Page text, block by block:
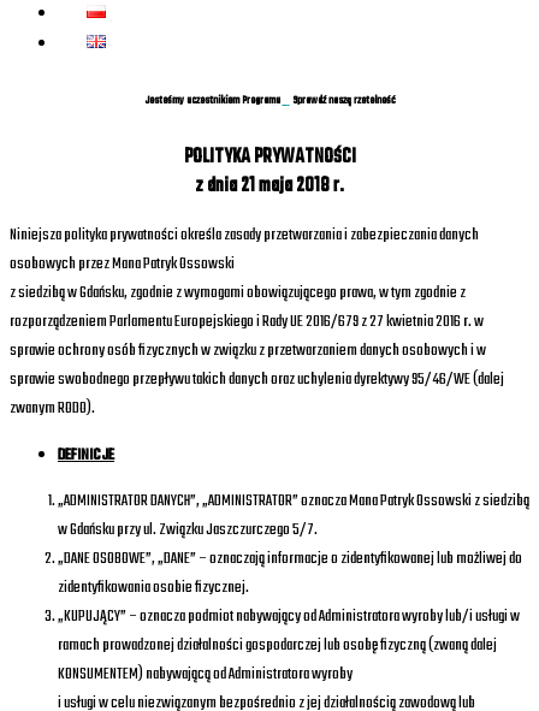
Jesteśmy uczestnikiem Programu Sprawdź naszą rzetelność
POLITYKA PRYWATNOŚCI
z dnia 21 maja 2018 r.
Niniejsza polityka prywatności określa zasady przetwarzania i zabezpieczania danych
osobowych przez Mana Patryk Ossowski
z siedzibą w Gdańsku, zgodnie z wymogami obowiązującego prawa, w tym zgodnie z
rozporządzeniem Parlamentu Europejskiego i Rady UE 2016/679 z 27 kwietnia 2016 r. w
sprawie ochrony osób fizycznych w związku z przetwarzaniem danych osobowych i w
sprawie swobodnego przepływu takich danych oraz uchylenia dyrektywy 95/46/WE (dalej
zwanym RODO).
DEFINICJE
„ADMINISTRATOR DANYCH”, „ADMINISTRATOR” oznacza Mana Patryk Ossowski z siedzibą
w Gdańsku przy ul. Związku Jaszczurczego 5/7.
„DANE OSOBOWE”, „DANE” – oznaczają informacje o zidentyfikowanej lub możliwej do
zidentyfikowania osobie fizycznej.
„KUPUJĄCY” – oznacza podmiot nabywający od Administratora wyroby lub/i usługi w
ramach prowadzonej działalności gospodarczej lub osobę fizyczną (zwaną dalej
KONSUMENTEM) nabywającą od Administratora wyroby
i usługi w celu niezwiązanym bezpośrednio z jej działalnością zawodową lub